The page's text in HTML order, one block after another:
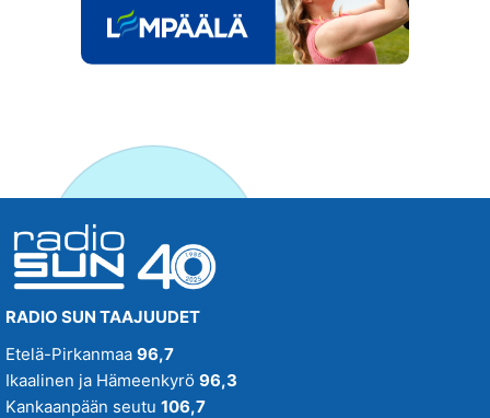
RADIO SUN TAAJUUDET
Etelä-Pirkanmaa 96,7
Ikaalinen ja Hämeenkyrö 96,3
Kankaanpään seutu 106,7